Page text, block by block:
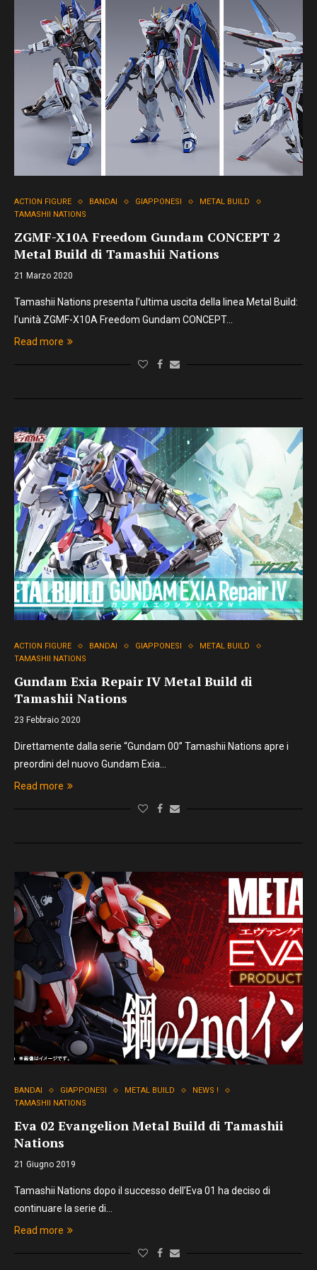
ACTION FIGURE BANDAI GIAPPONESI
METAL BUILD
TAMASHII NATIONS
ZGMF-X10A Freedom Gundam CONCEPT 2
Metal Build di Tamashii Nations
21 Marzo 2020
Tamashii Nations presenta l’ultima uscita della linea Metal Build:
l’unità ZGMF-X10A Freedom Gundam CONCEPT…
Read more
ACTION FIGURE BANDAI GIAPPONESI
METAL BUILD
TAMASHII NATIONS
Gundam Exia Repair IV Metal Build di
Tamashii Nations
23 Febbraio 2020
Direttamente dalla serie “Gundam 00” Tamashii Nations apre i
preordini del nuovo Gundam Exia…
Read more
BANDAI GIAPPONESI METAL BUILD
NEWS !
TAMASHII NATIONS
Eva 02 Evangelion Metal Build di Tamashii
Nations
21 Giugno 2019
Tamashii Nations dopo il successo dell’Eva 01 ha deciso di
continuare la serie di…
Read more